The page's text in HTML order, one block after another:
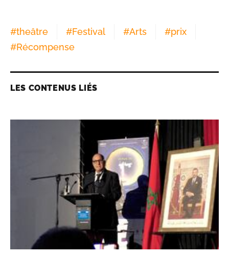
#theâtre #Festival #Arts #prix
#Récompense
LES CONTENUS LIÉS